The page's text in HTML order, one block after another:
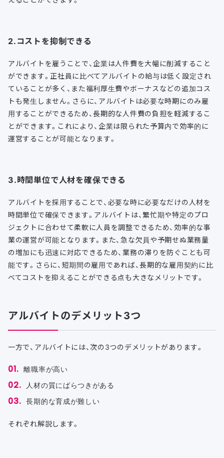
2.コストを抑制できる
アルバイトを雇うことで、企業は人件費を大幅に削減すること
ができます。正社員に比べてアルバイトの給与は低く設定され
ていることが多く、また福利厚生費やボーナスなどの追加コス
トも発生しません。さらに、アルバイトは必要な時期にのみ雇
用することができるため、長期的な人件費の負担を軽減するこ
とができます。これにより、企業は限られた予算内で効率的に
運営することが可能となります。
3.時間単位で人材を確保できる
アルバイトを採用することで、必要な時に必要なだけの人材を
時間単位で確保できます。アルバイトは、繁忙期や特定のプロ
ジェクトに合わせて柔軟に人員を調整できるため、効率的な事
業の運営が可能となります。また、急な欠員や予期せぬ業務量
の増加にも迅速に対応できるため、業務の滞りを防ぐことも可
能です。さらに、短期間の雇用であれば、長期的な雇用契約に比
べてコストを抑えることができる点も大きなメリットです。
アルバイトのデメリット3つ
一方で、アルバイトには、次の3つのデメリットがあります。
離職率が高い
人材の質にばらつきがある
長期的な育成が難しい
それぞれ解説します。